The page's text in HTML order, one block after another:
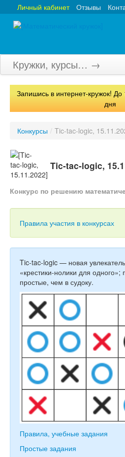
Отзывы
Личный кабинет
Кружки, курсы… →
Главная
Турниры
Тесты
Игры
Учитель
Запишись в интернет-кружок! До
дня
Конкурсы / Tic-tac-logic,
Tic-tac-logic,
Конкурс по решению
Правила участия в конкурсах
Tic-tac-logic — новая
«крестики-нолики для одного»;
простые, чем в судоку.
Правила, учебные задания
Простые задания